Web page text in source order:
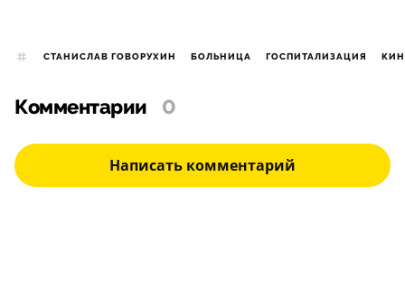
СТАНИСЛАВ ГОВОРУХИН БОЛЬНИЦА ГОСПИТАЛИЗАЦИЯ
Комментарии 0
Написать комментарий